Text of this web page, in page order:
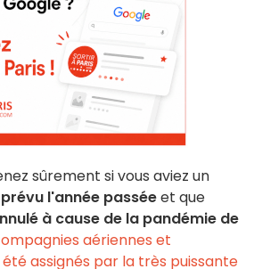
sûrement si vous aviez un
l'année passéeet que
à cause de la pandémie de
aériennes et
assignés par la très puissante